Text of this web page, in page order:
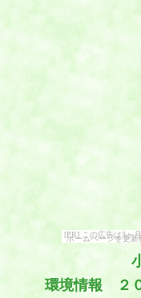
[PR] この広告は3ヶ
ホームページを更
環境情報 ２